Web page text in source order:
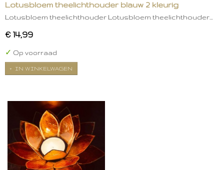
Lotusbloem theelichthouder blauw 2 kleurig
Lotusbloem theelichthouder Lotusbloem theelichthouder…
€ 14,99
✓ Op voorraad
IN WINKELWAGEN